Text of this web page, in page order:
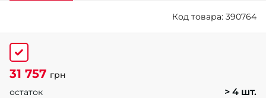
+38 (099)-643-33-77
Код товара: 390764
31 757 грн
остаток
> 4 шт.